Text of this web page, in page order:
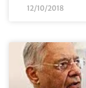
12/10/2018